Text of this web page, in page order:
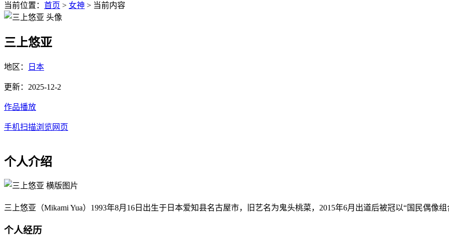
当前位置： 首页 > 女神 > 当前内容
三上悠亚
地区： 日本
更新：2025-12-2
作品播放
手机扫描浏览网页
个人介绍
三上悠亚（Mikami Yua）1993年8月16日出生于日本爱知县名古屋市，旧艺名为鬼头桃菜，2015年6月出道后被冠以“国民偶像组
个人经历